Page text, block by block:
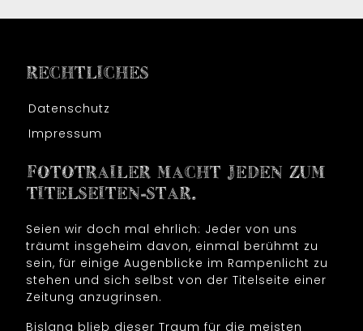
RECHTLICHES
Datenschutz
Impressum
FOTOTRAILER MACHT JEDEN ZUM
TITELSEITEN-STAR.
Seien wir doch mal ehrlich: Jeder von uns
träumt insgeheim davon, einmal berühmt zu
sein, für einige Augenblicke im Rampenlicht zu
stehen und sich selbst von der Titelseite einer
Zeitung anzugrinsen.
Bislang blieb dieser Traum für die meisten